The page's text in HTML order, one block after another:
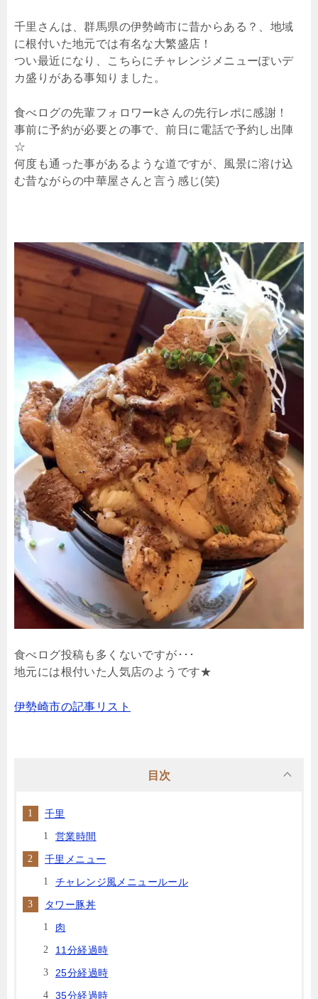
千里さんは、群馬県の伊勢崎市に昔からある？、地域
に根付いた地元では有名な大繁盛店！
つい最近になり、こちらにチャレンジメニューぽいデ
カ盛りがある事知りました。
食べログの先輩フォロワーkさんの先行レポに感謝！
事前に予約が必要との事で、前日に電話で予約し出陣
☆
何度も通った事があるような道ですが、風景に溶け込
む昔ながらの中華屋さんと言う感じ(笑)
食べログ投稿も多くないですが･･･
地元には根付いた人気店のようです★
伊勢崎市の記事リスト
目次
千里
営業時間
千里メニュー
チャレンジ風メニュールール
タワー豚丼
肉
11分経過時
25分経過時
35分経過時